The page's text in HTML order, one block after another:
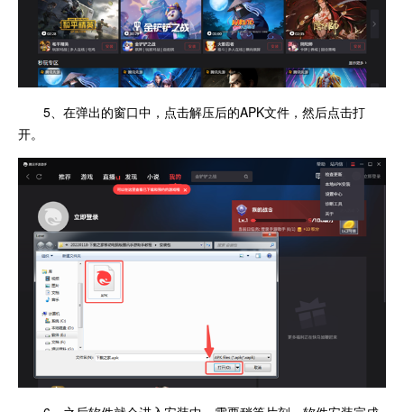
5、在弹出的窗口中，点击解压后的APK文件，然后点击打
开。